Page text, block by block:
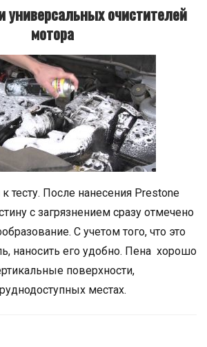
универсальных очистителей
мотора
тесту. После нанесения Prestone
с загрязнением сразу отмечено
С учетом того, что это
наносить его удобно. Пена хорошо
поверхности,
местах.